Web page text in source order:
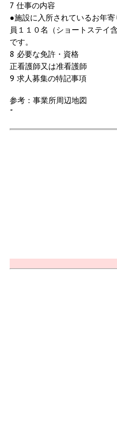
7 仕事の内容
●施設に入所されているお年
員１１０名（ショートステイ
です。
8 必要な免許・資格
正看護師又は准看護師
9 求人募集の特記事項
参考：事業所周辺地図
"